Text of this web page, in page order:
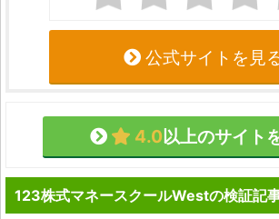
公式サイトを見
4.0以上のサイト
123株式マネースクールWestの検証記